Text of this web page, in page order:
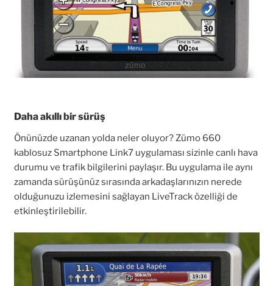
Daha akıllı bir sürüş
Önünüzde uzanan yolda neler oluyor? Zümo 660
kablosuz Smartphone Link7 uygulaması sizinle canlı hava
durumu ve trafik bilgilerini paylaşır. Bu uygulama ile aynı
zamanda sürüşünüz sırasında arkadaşlarınızın nerede
olduğunuzu izlemesini sağlayan LiveTrack özelliği de
etkinleştirilebilir.